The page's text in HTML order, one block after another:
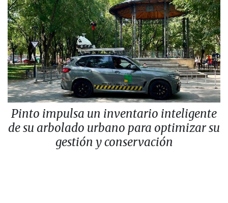
Pinto impulsa un inventario inteligente
de su arbolado urbano para optimizar su
gestión y conservación